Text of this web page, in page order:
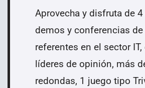
Aprovecha y disfruta de
demos y conferencias
referentes en el sector
líderes de opinión, más
redondas, 1 juego tipo